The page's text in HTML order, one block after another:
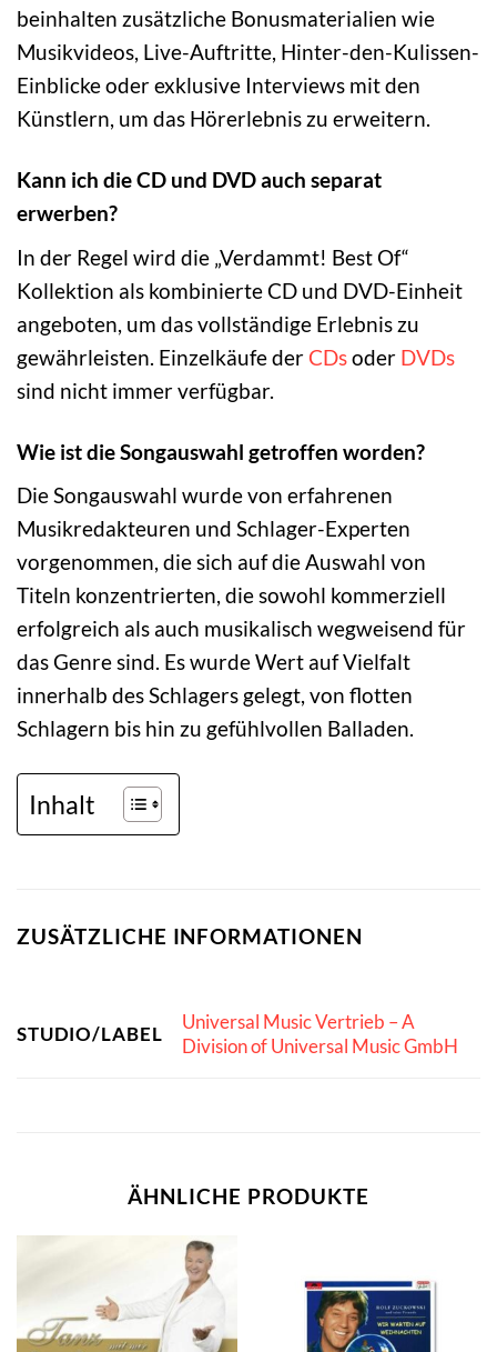
beinhalten zusätzliche Bonusmaterialien wie
Musikvideos, Live-Auftritte, Hinter-den-Kulissen-
Einblicke oder exklusive Interviews mit den
Künstlern, um das Hörerlebnis zu erweitern.
Kann ich die CD und DVD auch separat
erwerben?
In der Regel wird die „Verdammt! Best Of“
Kollektion als kombinierte CD und DVD-Einheit
angeboten, um das vollständige Erlebnis zu
gewährleisten. Einzelkäufe der CDsoder DVDs
sind nicht immer verfügbar.
Wie ist die Songauswahl getroffen worden?
Die Songauswahl wurde von erfahrenen
Musikredakteuren und Schlager-Experten
vorgenommen, die sich auf die Auswahl von
Titeln konzentrierten, die sowohl kommerziell
erfolgreich als auch musikalisch wegweisend für
das Genre sind. Es wurde Wert auf Vielfalt
innerhalb des Schlagers gelegt, von flotten
Schlagern bis hin zu gefühlvollen Balladen.
Inhalt
ZUSÄTZLICHE INFORMATIONEN
STUDIO/LABEL
Universal Music Vertrieb – A
Division of Universal Music GmbH
ÄHNLICHE PRODUKTE